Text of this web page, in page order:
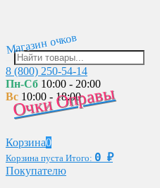
Очки Оправы
Магазин очков
8 (800) 250-54-14
Пн-Сб 10:00 - 20:00
Вс 10:00 - 18:00
Корзина0
Корзина пуста Итого: 0 ₽
Покупателю